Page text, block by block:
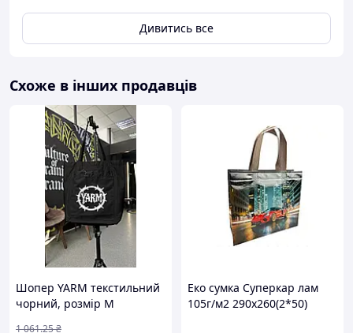
Дивитись все
Схоже в інших продавців
Шопер YARM текстильний
чорний, розмір M
1 061.25₴
Еко сумка Суперкар лам
105г/м2 290x260(2*50)